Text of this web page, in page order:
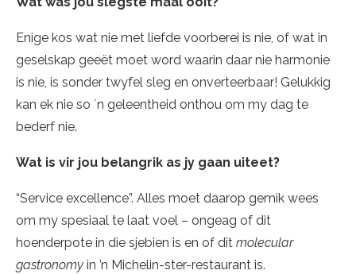
Enige kos wat nie met liefde voorberei is nie, of wat in
geselskap geeët moet word waarin daar nie harmonie
is nie, is sonder twyfel sleg en onverteerbaar! Gelukkig
kan ek nie so ´n geleentheid onthou om my dag te
bederf nie.
Wat is vir jou belangrik as jy gaan uiteet?
“Service excellence”. Alles moet daarop gemik wees
om my spesiaal te laat voel – ongeag of dit
hoenderpote in die sjebien is en of dit molecular
gastronomy in ’n Michelin-ster-restaurant is.